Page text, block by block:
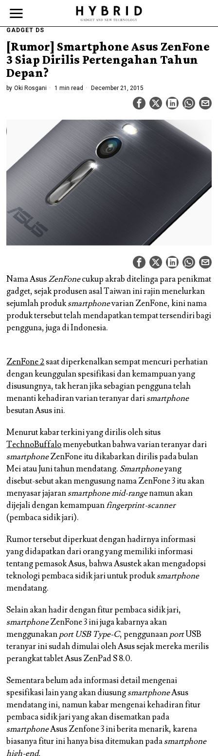
GADGET DS
[Rumor] Smartphone Asus ZenFone
3 Siap Dirilis Pertengahan Tahun
Depan?
by Oki Rosgani 1 min read December 21, 2015
Nama AsusZenFonecukup akrab ditelinga para penikmat
gadget, sejak produsen asal Taiwan ini rajin menelurkan
sejumlah produksmartphonevarian ZenFone, kini nama
produk tersebut telah mendapatkan tempat tersendiri bagi
pengguna, juga di Indonesia.
ZenFone 2 saat diperkenalkan sempat mencuri perhatian
dengan keunggulan spesifikasi dan kemampuan yang
disusungnya, tak heran jika sebagian pengguna telah
menanti kehadiran varian teranyar darismartphone
besutan Asus ini.
Menurut kabar terkini yang dirilis oleh situs
TechnoBuffalomenyebutkan bahwa varian teranyar dari
smartphoneZenFone itu dikabarkan dirilis pada bulan
Mei atau Juni tahun mendatang. Smartphoneyang
disebut-sebut akan mengusung namaZenFone 3itu akan
menyasar jajaransmartphone mid-rangenamun akan
dijejali dengan kemampuanfingerprint-scanner
(pembaca sidik jari).
Rumor tersebut diperkuat dengan hadirnya informasi
yang didapatkan dari orang yang memiliki informasi
tentang pemasok Asus, bahwa Asustek akan mengadopsi
teknologi pembaca sidik jari untuk produksmartphone
mendatang.
Selain akan hadir dengan fitur pembaca sidik jari,
smartphoneZenFone 3 ini juga kabarnya akan
menggunakanport USB Type-C, penggunaanportUSB
teranyar ini sudah dimulai oleh Asus sejak mereka merilis
perangkat tablet Asus ZenPad S 8.0.
Sementara belum ada informasi detail mengenai
spesifikasi lain yang akan diusungsmartphoneAsus
mendatang ini, namun kabar mengenai kehadiran fitur
pembaca sidik jari yang akan disematkan pada
smartphoneAsus Zenfone 3 ini berita menarik, karena
biasanya fitur ini hanya bisa ditemukan padasmartphone
high-end.